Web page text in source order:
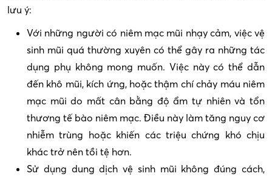
lưu ý:
Với những người có niêm mạc mũi nhạy cảm, việc vệ
sinh mũi quá thường xuyên có thể gây ra những tác
dụng phụ không mong muốn. Việc này có thể dẫn
đến khô mũi, kích ứng, hoặc thậm chí chảy máu niêm
mạc mũi do mất cân bằng độ ẩm tự nhiên và tổn
thương tế bào niêm mạc. Điều này làm tăng nguy cơ
nhiễm trùng hoặc khiến các triệu chứng khó chịu
khác trở nên tồi tệ hơn.
Sử dụng dung dịch vệ sinh mũi không đúng cách,